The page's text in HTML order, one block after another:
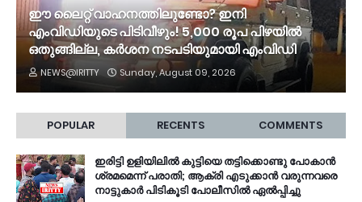
ഈ ലൈറ്റ് വാഹനത്തിലുണ്ടോ? ഇനി
എംവിഡിയുടെ പിടിവീഴും! 5,000 രൂപ പിഴയിൽ
ഒതുങ്ങില്ല, കർശന നടപടിയുമായി എംവിഡി
NEWS@IRITTY Sunday, August 09, 2026
POPULAR RECENTS COMMENTS
ഇരിട്ടി ഉളിയിലിൽ കുട്ടിയെ തട്ടിക്കൊണ്ടു പോകാൻ
ശ്രമമെന്ന് പരാതി; ആക്രി എടുക്കാൻ വരുന്നവരെ
നാട്ടുകാർ പിടികൂടി പോലീസിൽ ഏൽപ്പിച്ചു